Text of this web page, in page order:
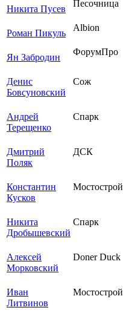
Никита Пусев
Песочница
Роман Пикуль
Albion
Ян Забродин
ФорумПро
Денис
Бовсуновский
Сож
Андрей
Терещенко
Спарк
Дмитрий
Поляк
ДСК
Константин
Кусков
Мостострой
Никита
Дробышевский
Спарк
Алексей
Морковский
Doner Duck
Иван
Литвинов
Мостострой